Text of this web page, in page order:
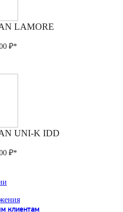
LAMORE
₽*
UNI-K IDD
₽*
клиентам